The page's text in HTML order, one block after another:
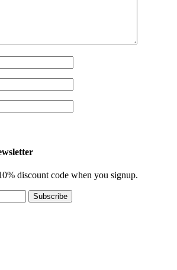
discount code when you signup.